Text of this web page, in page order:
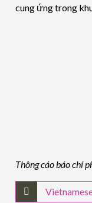
cung ứng trong
Thông cáo báo chí